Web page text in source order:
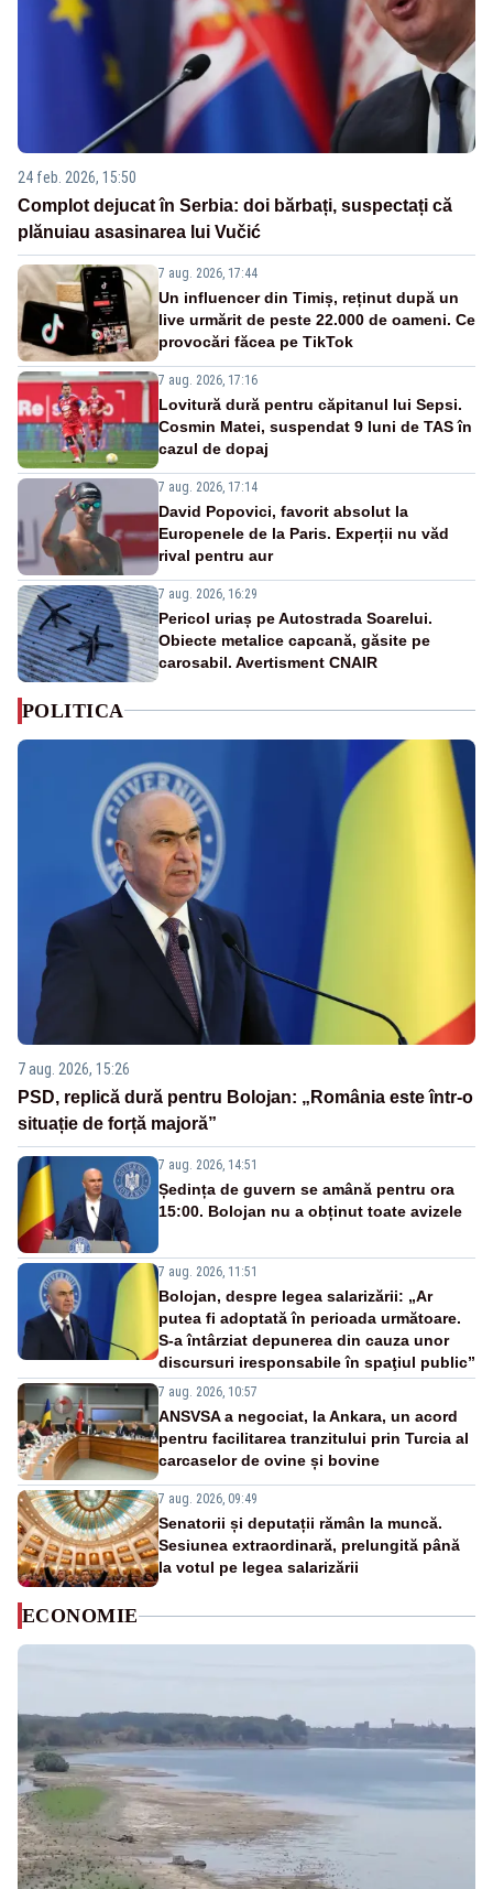
24 feb. 2026, 15:50
Complot dejucat în Serbia: doi bărbați, suspectați că
plănuiau asasinarea lui Vučić
7 aug. 2026, 17:44
Un influencer din Timiș, reținut după un
live urmărit de peste 22.000 de oameni. Ce
provocări făcea pe TikTok
7 aug. 2026, 17:16
Lovitură dură pentru căpitanul lui Sepsi.
Cosmin Matei, suspendat 9 luni de TAS în
cazul de dopaj
7 aug. 2026, 17:14
David Popovici, favorit absolut la
Europenele de la Paris. Experții nu văd
rival pentru aur
7 aug. 2026, 16:29
Pericol uriaș pe Autostrada Soarelui.
Obiecte metalice capcană, găsite pe
carosabil. Avertisment CNAIR
POLITICA
7 aug. 2026, 15:26
PSD, replică dură pentru Bolojan: „România este într-o
situație de forță majoră”
7 aug. 2026, 14:51
Ședința de guvern se amână pentru ora
15:00. Bolojan nu a obținut toate avizele
7 aug. 2026, 11:51
Bolojan, despre legea salarizării: „Ar
putea fi adoptată în perioada următoare.
S-a întârziat depunerea din cauza unor
discursuri iresponsabile în spaţiul public”
7 aug. 2026, 10:57
ANSVSA a negociat, la Ankara, un acord
pentru facilitarea tranzitului prin Turcia al
carcaselor de ovine și bovine
7 aug. 2026, 09:49
Senatorii și deputații rămân la muncă.
Sesiunea extraordinară, prelungită până
la votul pe legea salarizării
ECONOMIE